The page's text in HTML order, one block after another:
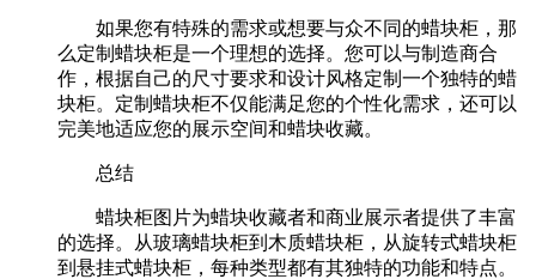
如果您有特殊的需求或想要与众不同的蜡块柜，那
么定制蜡块柜是一个理想的选择。您可以与制造商合
作，根据自己的尺寸要求和设计风格定制一个独特的蜡
块柜。定制蜡块柜不仅能满足您的个性化需求，还可以
完美地适应您的展示空间和蜡块收藏。
总结
蜡块柜图片为蜡块收藏者和商业展示者提供了丰富
的选择。从玻璃蜡块柜到木质蜡块柜，从旋转式蜡块柜
到悬挂式蜡块柜，每种类型都有其独特的功能和特点。